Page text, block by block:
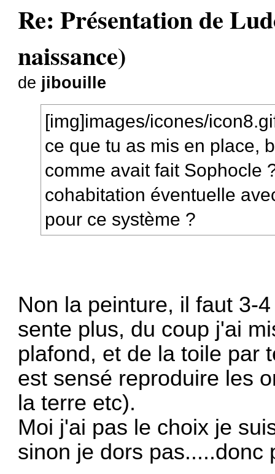
Re: Présentation de
naissance)
de jibouille
[img]images/icones/
ce que tu as mis en place,
comme avait fait Sophocle
cohabitation éventuelle
pour ce système ?
Non la peinture, il faut 3-
sente plus, du coup j'ai
plafond, et de la toile par
est sensé reproduire les
la terre etc).
Moi j'ai pas le choix je
sinon je dors pas.....donc